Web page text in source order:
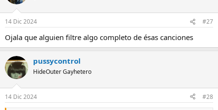
14 Dic 2024 #27
Ojala que alguien filtre algo completo de ésas canciones
pussycontrol
HideOuter Gayhetero
14 Dic 2024 #28